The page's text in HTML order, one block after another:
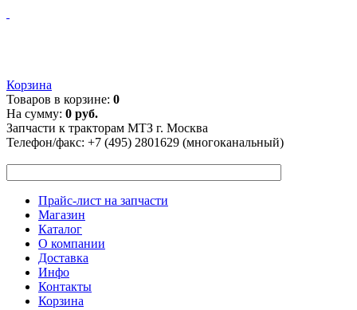
Корзина
Товаров в корзине: 0
На сумму: 0 руб.
Запчасти к тракторам МТЗ г. Москва
Телефон/факс: +7 (495) 2801629 (многоканальный)
Прайс-лист на запчасти
Магазин
Каталог
О компании
Доставка
Инфо
Контакты
Корзина